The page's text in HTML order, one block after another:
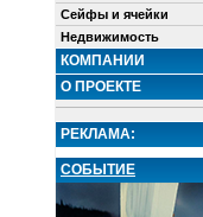
Сейфы и ячейки
Недвижимость
КОМПАНИИ
О ПРОЕКТЕ
РЕКЛАМА:
СОБЫТИЕ